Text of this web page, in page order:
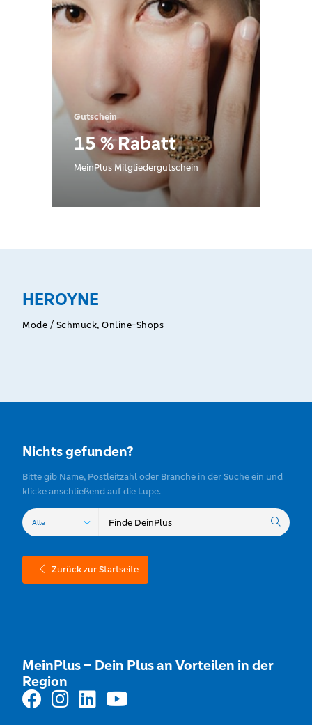
Gutschein
15 % Rabatt
MeinPlus Mitgliedergutschein
HEROYNE
Mode / Schmuck, Online-Shops
Nichts gefunden?
Bitte gib Name, Postleitzahl oder Branche in der Suche ein und
klicke anschließend auf die Lupe.
Zurück zur Startseite
MeinPlus – Dein Plus an Vorteilen in der
Region